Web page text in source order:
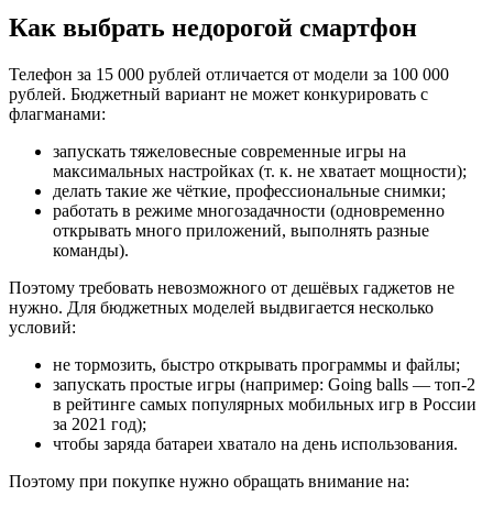
Как выбрать недорогой смартфон
Телефон за 15 000 рублей отличается от модели за 100 000
рублей. Бюджетный вариант не может конкурировать с
флагманами:
запускать тяжеловесные современные игры на
максимальных настройках (т. к. не хватает мощности);
делать такие же чёткие, профессиональные снимки;
работать в режиме многозадачности (одновременно
открывать много приложений, выполнять разные
команды).
Поэтому требовать невозможного от дешёвых гаджетов не
нужно. Для бюджетных моделей выдвигается несколько
условий:
не тормозить, быстро открывать программы и файлы;
запускать простые игры (например: Going balls — топ-2
в рейтинге самых популярных мобильных игр в России
за 2021 год);
чтобы заряда батареи хватало на день использования.
Поэтому при покупке нужно обращать внимание на: